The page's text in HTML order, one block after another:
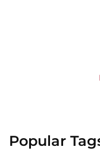
Popular